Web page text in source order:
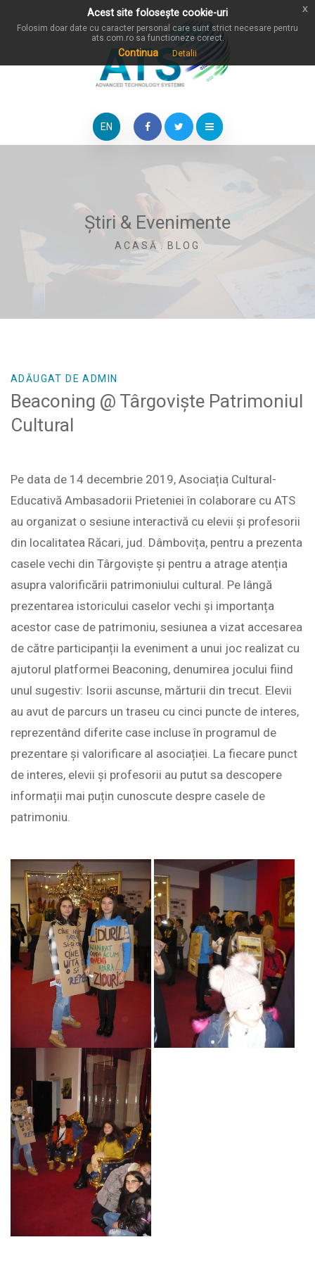
EN
Știri & Evenimente
ACASĂ . BLOG
ADĂUGAT DE ADMIN
Beaconing @ Târgoviște Patrimoniul
Cultural
Pe data de 14 decembrie 2019, Asociația Cultural-
Educativă Ambasadorii Prieteniei în colaborare cu ATS
au organizat o sesiune interactivă cu elevii și profesorii
din localitatea Răcari, jud. Dâmbovița, pentru a prezenta
casele vechi din Târgoviște și pentru a atrage atenția
asupra valorificării patrimoniului cultural. Pe lângă
prezentarea istoricului caselor vechi și importanța
acestor case de patrimoniu, sesiunea a vizat accesarea
de către participanții la eveniment a unui joc realizat cu
ajutorul platformei Beaconing, denumirea jocului fiind
unul sugestiv: Isorii ascunse, mărturii din trecut. Elevii
au avut de parcurs un traseu cu cinci puncte de interes,
reprezentând diferite case incluse în programul de
prezentare și valorificare al asociației. La fiecare punct
de interes, elevii și profesorii au putut sa descopere
informații mai puțin cunoscute despre casele de
patrimoniu.
Acest site folosește cookie-uri
Folosim doar date cu caracter personal care sunt strict necesare pentru
ats.com.ro sa functioneze corect.
Continua Detalii
x